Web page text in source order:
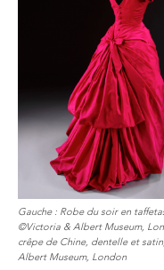
Gauche : Robe du soir en
©Victoria & Albert Museum,
crêpe de Chine, dentelle et
Albert Museum, London